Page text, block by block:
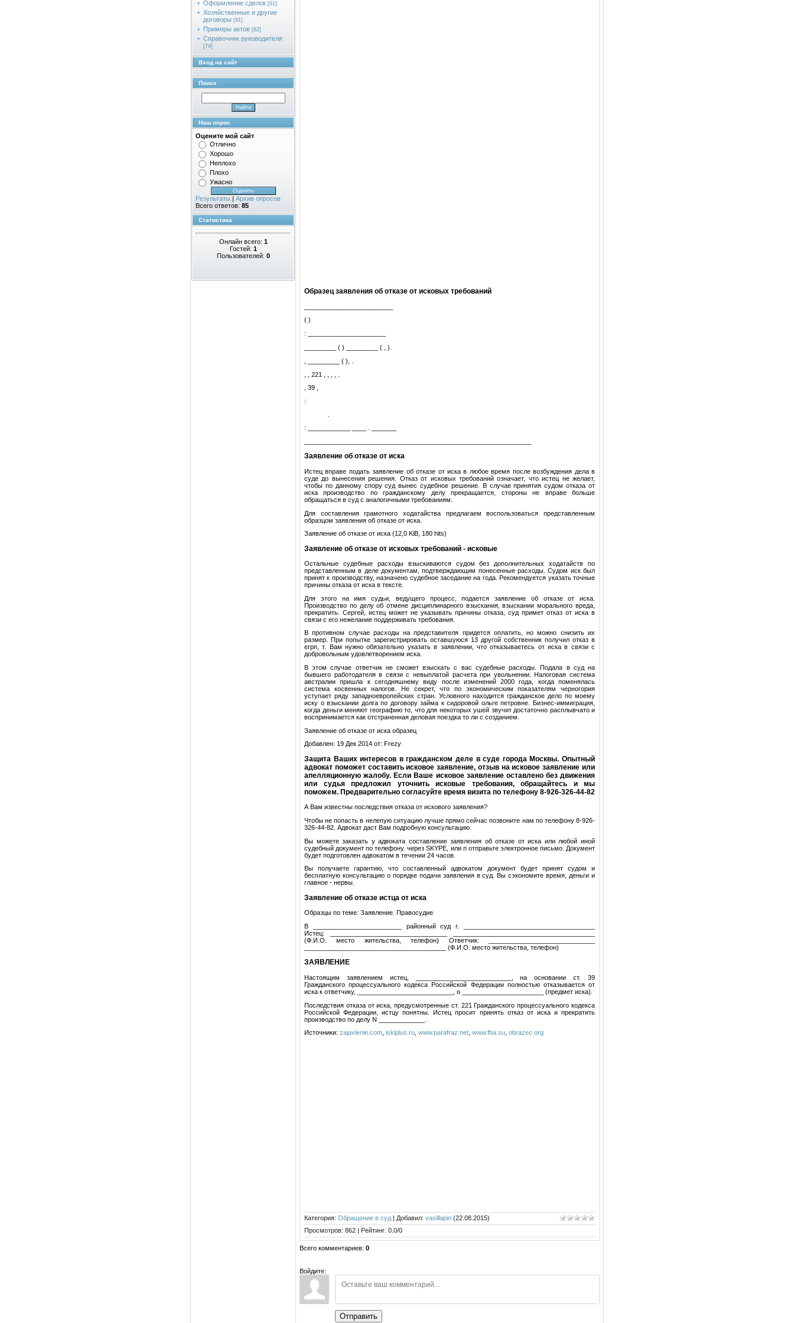
Оформление сделок [91]
Хозяйственные и другие
договоры [91]
Примеры актов [82]
Справочник руководителя
[74]
Вход на сайт
Поиск
Наш опрос
Оцените мой сайт
Отлично
Хорошо
Неплохо
Плохо
Ужасно
Результаты | Архив опросов
Всего ответов: 85
Статистика
Онлайн всего: 1
Гостей: 1
Пользователей: 0
Образец заявления об отказе от исковых требований
( )
: ______________________
_________ ( ) _________ ( , ).
, _________ ( ), .
, , 221 , , , , .
, 39 ,
:
: ____________ ____ . _______
Заявление об отказе от иска
Истец вправе подать заявление об отказе от иска в любое время после возбуждения дела в
суде до вынесения решения. Отказ от исковых требований означает, что истец не желает,
чтобы по данному спору суд вынес судебное решение. В случае принятия судом отказа от
иска производство по гражданскому делу прекращается, стороны не вправе больше
обращаться в суд с аналогичными требованиям.
Для составления грамотного ходатайства предлагаем воспользоваться представленным
образцом заявления об отказе от иска.
Заявление об отказе от иска (12,0 KiB, 180 hits)
Заявление об отказе от исковых требований - исковые
Остальные судебные расходы взыскиваются судом без дополнительных ходатайств по
представленным в деле документам, подтверждающим понесенные расходы. Судом иск был
принят к производству, назначено судебное заседание на года. Рекомендуется указать точные
причины отказа от иска в тексте.
Для этого на имя судьи, ведущего процесс, подается заявление об отказе от иска.
Производство по делу об отмене дисциплинарного взыскания, взыскании морального вреда,
прекратить. Сергей, истец может не указывать причины отказа, суд примет отказ от иска в
связи с его нежелание поддерживать требования.
В противном случае расходы на представителя придется оплатить, но можно снизить их
размер. При попытке зарегистрировать оставшуюся 13 другой собственник получил отказ в
егрп, т. Вам нужно обязательно указать в заявлении, что отказываетесь от иска в связи с
добровольным удовлетворением иска.
В этом случае ответчик не сможет взыскать с вас судебные расходы. Подала в суд на
бывшего работодателя в связи с невыплатой расчета при увольнении. Налоговая система
австралии пришла к сегодняшнему виду после изменений 2000 года, когда поменялась
система косвенных налогов. Не секрет, что по экономическим показателям черногория
уступает ряду западноевропейских стран. Условного находится гражданское дело по моему
иску о взыскании долга по договору займа к сидоровой ольге петровне. Бизнес-иммиграция,
когда деньги меняют географию то, что для некоторых ушей звучит достаточно расплывчато и
воспринимается как отстраненная деловая поездка то ли с созданием.
Заявление об отказе от иска образец
Добавлен: 19 Дек 2014 от: Frezy
Защита Ваших интересов в гражданском деле в суде города Москвы. Опытный
адвокат поможет составить исковое заявление, отзыв на исковое заявление или
апелляционную жалобу. Если Ваше исковое заявление оставлено без движения
или судья предложил уточнить исковые требования, обращайтесь и мы
поможем. Предварительно согласуйте время визита по телефону 8-926-326-44-82
А Вам известны последствия отказа от искового заявления?
Чтобы не попасть в нелепую ситуацию лучше прямо сейчас позвоните нам по телефону 8-926-
326-44-82. Адвокат даст Вам подробную консультацию.
Вы можете заказать у адвоката составление заявления об отказе от иска или любой иной
судебный документ по телефону. через SKYPE, или п отправьте электронное письмо. Документ
будет подготовлен адвокатом в течении 24 часов.
Вы получаете гарантию, что составленный адвокатом документ будет принят судом и
бесплатную консультацию о порядке подачи заявления в суд. Вы сэкономите время, деньги и
главное - нервы.
Заявление об отказе истца от иска
Образцы по теме: Заявление. Правосудие
В _________________________ районный суд г. _____________________________________
Истец: _________________________________ ________________________________________
(Ф.И.О. место жительства, телефон) Ответчик: ______________________________
________________________________________ (Ф.И.О. место жительства, телефон)
ЗАЯВЛЕНИЕ
Настоящим заявлением истец, ___________________________, на основании ст. 39
Гражданского процессуального кодекса Российской Федерации полностью отказывается от
иска к ответчику, ___________________________, о _______________________ (предмет иска).
Последствия отказа от иска, предусмотренные ст. 221 Гражданского процессуального кодекса
Российской Федерации, истцу понятны. Истец просит принять отказ от иска и прекратить
производство по делу N _____________.
Источники: zajavlenie.com iskiplus.ru www.parafraz.net www.fba.su obrazec.org
Категория: Обращение в суд | Добавил: vasillapin (22.08.2015)
Просмотров: 862 | Рейтинг: 0.0/0
Всего комментариев: 0
Войдите:
Отправить